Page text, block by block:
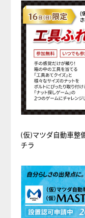
あ
い
チ
ャ
レ
ン
ジ
(仮)マツダ自動車整
チラ